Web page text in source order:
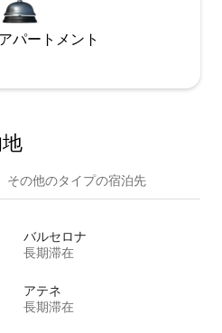
パートメント
その他のタ⁠イ⁠プ⁠の宿⁠泊⁠先
バルセロナ
長期滞在
アテネ
長期滞在